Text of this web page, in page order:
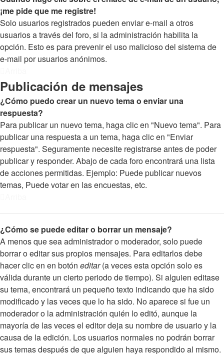
¡me pide que me registre!
Solo usuarios registrados pueden enviar e-mail a otros
usuarios a través del foro, si la administración habilita la
opción. Esto es para prevenir el uso malicioso del sistema de
e-mail por usuarios anónimos.
Publicación de mensajes
¿Cómo puedo crear un nuevo tema o enviar una
respuesta?
Para publicar un nuevo tema, haga clic en "Nuevo tema". Para
publicar una respuesta a un tema, haga clic en "Enviar
respuesta". Seguramente necesite registrarse antes de poder
publicar y responder. Abajo de cada foro encontrará una lista
de acciones permitidas. Ejemplo: Puede publicar nuevos
temas, Puede votar en las encuestas, etc.
¿Cómo se puede editar o borrar un mensaje?
A menos que sea administrador o moderador, solo puede
borrar o editar sus propios mensajes. Para editarlos debe
hacer clic en en botón editar(a veces esta opción solo es
válida durante un cierto periodo de tiempo). Si alguien editase
su tema, encontrará un pequeño texto indicando que ha sido
modificado y las veces que lo ha sido. No aparece si fue un
moderador o la administración quién lo editó, aunque la
mayoría de las veces el editor deja su nombre de usuario y la
causa de la edición. Los usuarios normales no podrán borrar
sus temas después de que alguien haya respondido al mismo.